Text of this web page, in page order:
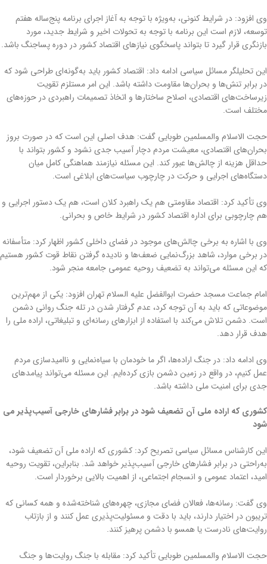
وی افزود: در شرایط کنونی، به‌ویژه با توجه به آغاز اجرای برنامه پنج‌ساله هفتم
توسعه، لازم است این برنامه با توجه به تحولات اخیر و شرایط جدید، مورد
بازنگری قرار گیرد تا بتواند پاسخگوی نیازهای اقتصاد کشور در دوره پساجنگ باشد.
این تحلیلگر مسائل سیاسی ادامه داد: اقتصاد کشور باید به‌گونه‌ای طراحی شود که
در برابر تنش‌ها و بحران‌ها مقاومت داشته باشد. این امر مستلزم تقویت
زیرساخت‌های اقتصادی، اصلاح ساختارها و اتخاذ تصمیمات راهبردی در حوزه‌های
مختلف است.
حجت الاسلام والمسلمین طوبایی گفت: هدف اصلی این است که در صورت بروز
بحران‌های اقتصادی، معیشت مردم دچار آسیب جدی نشود و کشور بتواند با
حداقل هزینه از چالش‌ها عبور کند. این مسئله نیازمند هماهنگی کامل میان
دستگاه‌های اجرایی و حرکت در چارچوب سیاست‌های ابلاغی است.
وی تأکید کرد: اقتصاد مقاومتی هم یک راهبرد کلان است، هم یک دستور اجرایی و
هم چارچوبی برای اداره اقتصاد کشور در شرایط خاص و بحرانی.
وی با اشاره به برخی چالش‌های موجود در فضای داخلی کشور اظهار کرد: متأسفانه
در برخی موارد، شاهد بزرگ‌نمایی ضعف‌ها و نادیده گرفتن نقاط قوت کشور هستیم
که این مسئله می‌تواند به تضعیف روحیه عمومی جامعه منجر شود.
امام جماعت مسجد حضرت ابوالفضل علیه السلام تهران افزود: یکی از مهم‌ترین
موضوعاتی که باید به آن توجه کرد، عدم گرفتار شدن در تله جنگ روانی دشمن
است. دشمن تلاش می‌کند با استفاده از ابزارهای رسانه‌ای و تبلیغاتی، اراده ملی را
هدف قرار دهد.
وی ادامه داد: در جنگ اراده‌ها، اگر ما خودمان با سیاه‌نمایی و ناامیدسازی مردم
عمل کنیم، در واقع در زمین دشمن بازی کرده‌ایم. این مسئله می‌تواند پیامدهای
جدی برای امنیت ملی داشته باشد.
کشوری که اراده ملی آن تضعیف شود در برابر فشارهای خارجی آسیب‌پذیر می
شود
این کارشناس مسائل سیاسی تصریح کرد: کشوری که اراده ملی آن تضعیف شود،
به‌راحتی در برابر فشارهای خارجی آسیب‌پذیر خواهد شد. بنابراین، تقویت روحیه
امید، اعتماد عمومی و انسجام اجتماعی، از اهمیت بالایی برخوردار است.
وی گفت: رسانه‌ها، فعالان فضای مجازی، چهره‌های شناخته‌شده و همه کسانی که
تریبون در اختیار دارند، باید با دقت و مسئولیت‌پذیری عمل کنند و از بازتاب
روایت‌های نادرست یا همسو با دشمن پرهیز کنند.
حجت الاسلام والمسلمین طوبایی تأکید کرد: مقابله با جنگ روایت‌ها و جنگ